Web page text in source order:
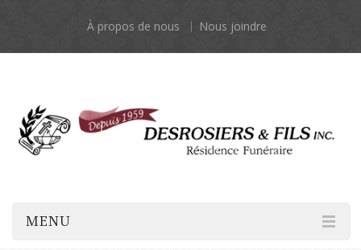
À propos de nous Nous joindre
MENU